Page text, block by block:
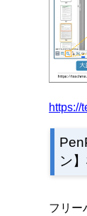
https://
ン
フリー